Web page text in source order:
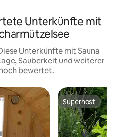
Unterkünfte mit
Unterkünfte mit Sauna
Sauberkeit und weiterer
bewertet.
Superhost
Superhost